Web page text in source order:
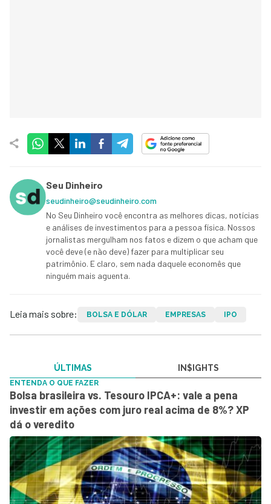
Seu Dinheiro
seudinheiro@seudinheiro.com
No Seu Dinheiro você encontra as melhores dicas, notícias
e análises de investimentos para a pessoa física. Nossos
jornalistas mergulham nos fatos e dizem o que acham que
você deve (e não deve) fazer para multiplicar seu
patrimônio. E claro, sem nada daquele economês que
ninguém mais aguenta.
Leia mais sobre: BOLSA E DÓLAR EMPRESAS IPO
ÚLTIMAS IN$IGHTS
ENTENDA O QUE FAZER
Bolsa brasileira vs. Tesouro IPCA+: vale a pena
investir em ações com juro real acima de 8%? XP
dá o veredito